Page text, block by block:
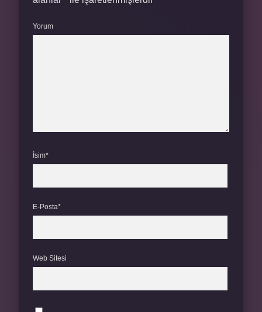
Yorum
İsim*
E-Posta*
Web Sitesi